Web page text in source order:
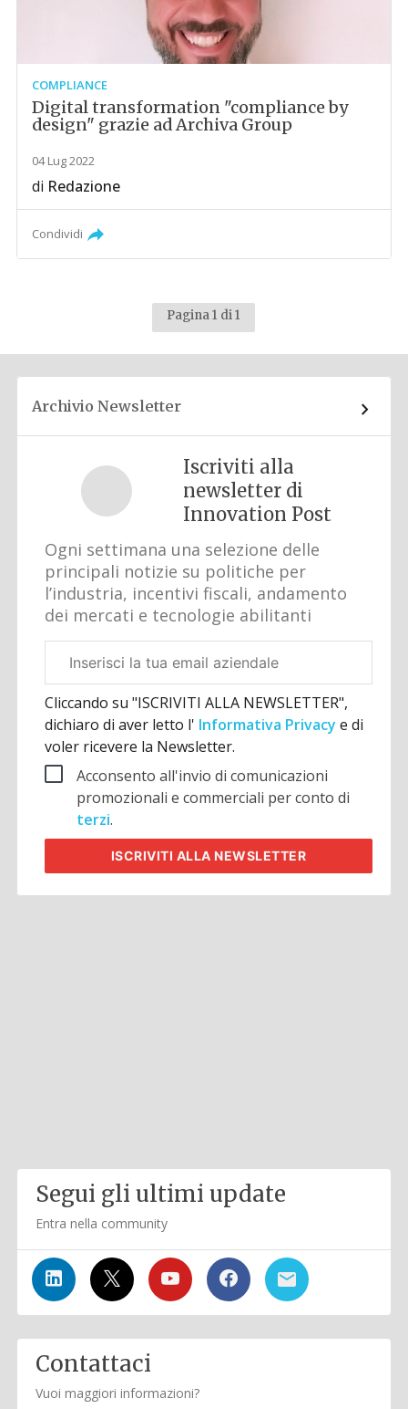
COMPLIANCE
Digital transformation "compliance by
design" grazie ad Archiva Group
04 Lug 2022
di Redazione
Condividi
Pagina 1 di 1
Archivio Newsletter
Iscriviti alla
newsletter di
Innovation Post
Ogni settimana una selezione delle
principali notizie su politiche per
l’industria, incentivi fiscali, andamento
dei mercati e tecnologie abilitanti
aziendale
Cliccando su "ISCRIVITI ALLA NEWSLETTER",
dichiaro di aver letto l' Informativa Privacye di
voler ricevere la Newsletter.
Acconsento all'invio di comunicazioni
promozionali e commerciali per conto di
terzi.
ISCRIVITI ALLA NEWSLETTER
Segui gli ultimi update
Entra nella community
Contattaci
Vuoi maggiori informazioni?